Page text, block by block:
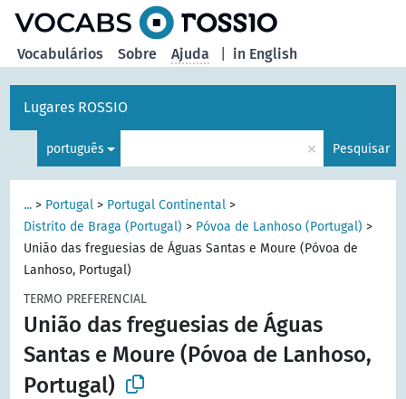
in English
Vocabulários Sobre Ajuda
Lugares ROSSIO
português × Pesquisar
... > Portugal > Portugal Continental >
Distrito de Braga (Portugal) > Póvoa de Lanhoso (Portugal) >
União das freguesias de Águas Santas e Moure (Póvoa de
Lanhoso, Portugal)
TERMO PREFERENCIAL
União das freguesias de Águas
Santas e Moure (Póvoa de Lanhoso,
Portugal)